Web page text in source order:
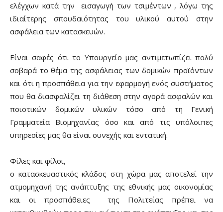
ελέγχων κατά την εισαγωγή των τσιμέντων , λόγω της
ιδιαίτερης σπουδαιότητας του υλικού αυτού στην
ασφάλεια των κατασκευών.
Είναι σαφές ότι το Υπουργείο μας αντιμετωπίζει πολύ
σοβαρά το θέμα της ασφάλειας των δομικών προϊόντων
και ότι η προσπάθεια για την εφαρμογή ενός συστήματος
που θα διασφαλίζει τη διάθεση στην αγορά ασφαλών και
ποιοτικών δομικών υλικών τόσο από τη Γενική
Γραμματεία Βιομηχανίας όσο και από τις υπόλοιπες
υπηρεσίες μας θα είναι συνεχής και εντατική.
Φίλες και φίλοι,
ο κατασκευαστικός κλάδος στη χώρα μας αποτελεί την
ατμομηχανή της ανάπτυξης της εθνικής μας οικονομίας
και οι προσπάθειες της Πολιτείας πρέπει να